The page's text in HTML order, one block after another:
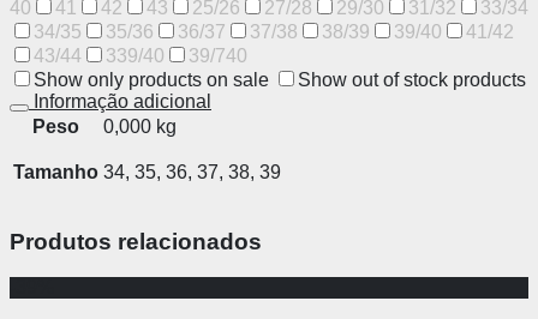
40 41 42 43 25/26 27/28 29/30 31/32
33/34
34/35
35/36 36/37 37/38 38/39 39/40
41/42
43/44
339/40
39/740
Show only products on sale
Show out of stock products
Informação adicional
Peso
0,000 kg
Tamanho 34, 35, 36, 37, 38, 39
Produtos relacionados